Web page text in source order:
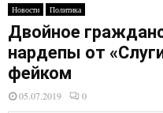
N
U
Новости Политика
Двойное
нардепы от
фейком
05.07.2019 0